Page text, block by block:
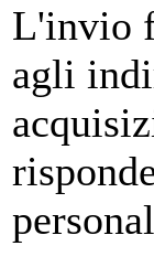
L'invio
agli